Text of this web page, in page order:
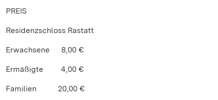
PREIS
Residenzschloss Rastatt
Erwachsene 8,00 €
Ermäßigte 4,00 €
Familien 20,00 €